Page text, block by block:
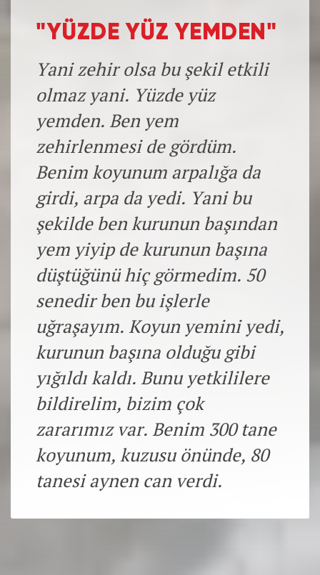
"YÜZDE YÜZ YEMDEN"
Yani zehir olsa bu şekil etkili
olmaz yani. Yüzde yüz
yemden. Ben yem
zehirlenmesi de gördüm.
Benim koyunum arpalığa da
girdi, arpa da yedi. Yani bu
şekilde ben kurunun başından
yem yiyip de kurunun başına
düştüğünü hiç görmedim. 50
senedir ben bu işlerle
uğraşayım. Koyun yemini yedi,
kurunun başına olduğu gibi
yığıldı kaldı. Bunu yetkililere
bildirelim, bizim çok
zararımız var. Benim 300 tane
koyunum, kuzusu önünde, 80
tanesi aynen can verdi.